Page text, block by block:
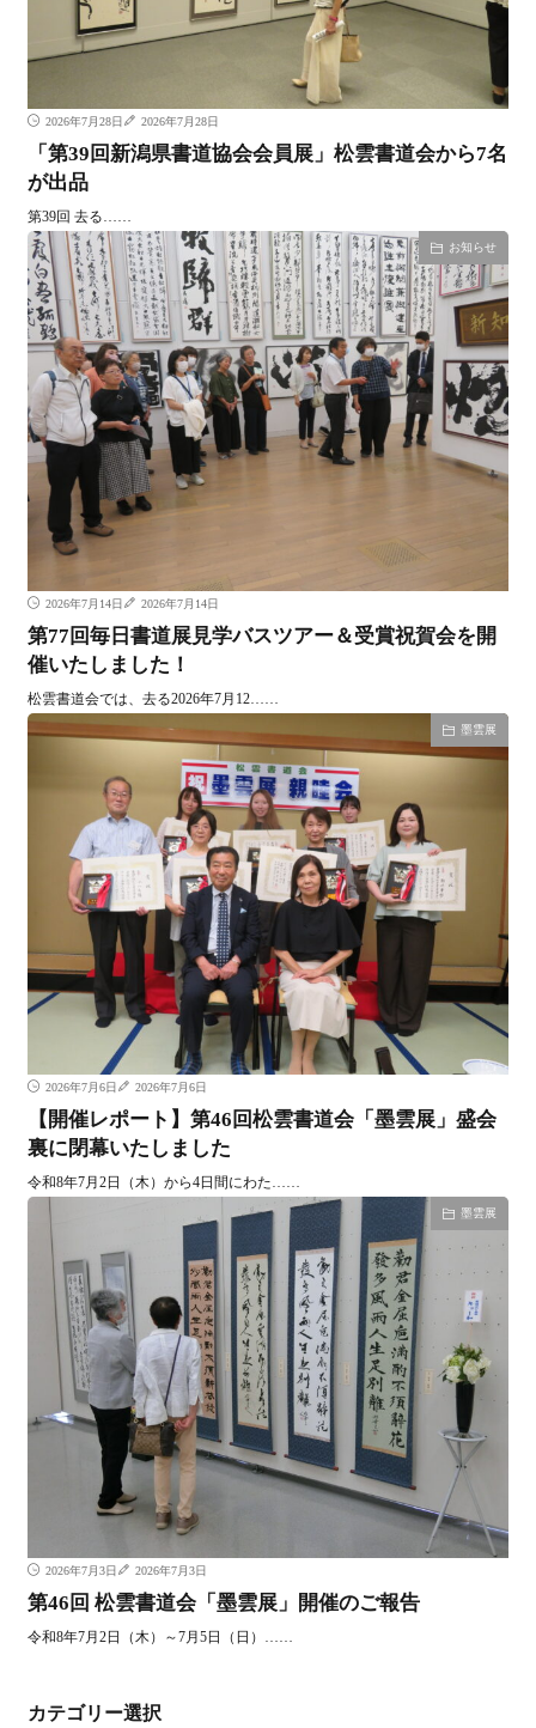
2026年7月28日 2026年7月28日
「第39回新潟県書道協会会員展」松雲書道会から7名
が出品
第39回 去る……
お知らせ
2026年7月14日 2026年7月14日
第77回毎日書道展見学バスツアー＆受賞祝賀会を開
催いたしました！
松雲書道会では、去る2026年7月12……
墨雲展
2026年7月6日 2026年7月6日
【開催レポート】第46回松雲書道会「墨雲展」盛会
裏に閉幕いたしました
令和8年7月2日（木）から4日間にわた……
墨雲展
2026年7月3日 2026年7月3日
第46回 松雲書道会「墨雲展」開催のご報告
令和8年7月2日（木）～7月5日（日）……
カテゴリー選択